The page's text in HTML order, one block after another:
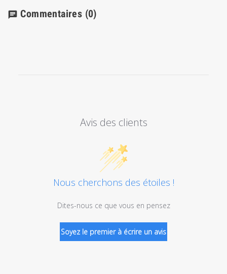
chat Commentaires (0)
Avis des clients
Nous cherchons des étoiles !
Dites-nous ce que vous en pensez
Soyez le premier à écrire un avis